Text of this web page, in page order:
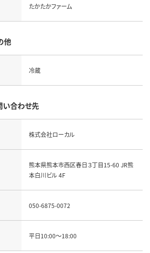
たかたかファーム
他
冷蔵
い合わせ先
株式会社ローカル
熊本県熊本市西区春日３丁目15-60 JR熊
本白川ビル 4F
050-6875-0072
平日10:00～18:00